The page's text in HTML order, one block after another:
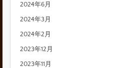
2024年6月
2024年3月
2024年2月
2023年12月
2023年11月